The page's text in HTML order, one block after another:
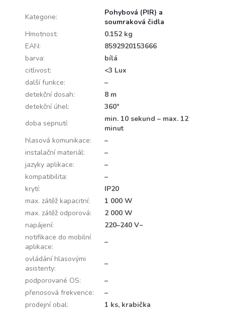
Kategorie:
Pohybová (PIR) a
soumraková čidla
Hmotnost:
0.152 kg
EAN:
8592920153666
barva:
bílá
citlivost:
<3 Lux
další funkce:
–
detekční dosah:
8 m
detekční úhel:
360°
doba sepnutí:
min. 10 sekund – max. 12
minut
hlasová komunikace:
–
instalační materiál:
–
jazyky aplikace:
–
kompatibilita:
–
krytí:
IP20
max. zátěž kapacitní:
1 000 W
max. zátěž odporová:
2 000 W
napájení:
220–240 V~
notifikace do mobilní
aplikace:
–
ovládání hlasovými
asistenty:
–
podporované OS:
–
přenosová frekvence:
–
prodejní obal:
1 ks, krabička